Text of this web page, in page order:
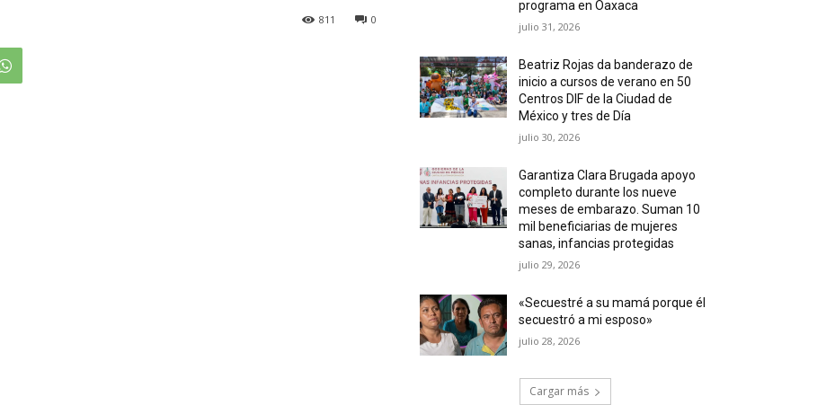
0
811
programa en Oaxaca
julio 31, 2026
Beatriz Rojas da banderazo de
inicio a cursos de verano en 50
Centros DIF de la Ciudad de
México y tres de Día
julio 30, 2026
Garantiza Clara Brugada apoyo
completo durante los nueve
meses de embarazo. Suman 10
mil beneficiarias de mujeres
sanas, infancias protegidas
julio 29, 2026
«Secuestré a su mamá porque él
secuestró a mi esposo»
julio 28, 2026
Cargar más